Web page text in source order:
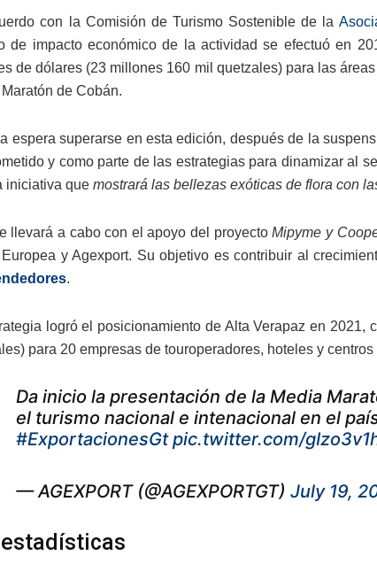
con la Comisión de Turismo Sostenible de la
de impacto económico de la actividad se efectuó en
de dólares (23 millones 160 mil quetzales) para las
de Cobán.
espera superarse en esta edición, después de la
y como parte de las estrategias para dinamizar al
iniciativa que mostrará las bellezas exóticas de flora con
llevará a cabo con el apoyo del proyectoMipyme y
y Agexport. Su objetivo es contribuir al
.
logró el posicionamiento de Alta Verapaz en
para 20 empresas de touroperadores, hoteles y
Da inicio la presentación de la Media
el turismo nacional e intenacional en el
#ExportacionesGt pic.twitter.com/
— AGEXPORT (@AGEXPORTGT) July 19,
estadísticas